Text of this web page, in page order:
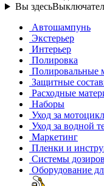
Вы здесь
Автошампунь
Экстерьер
Интерьер
Полировка
Полировальные
Защитные
Расходные
Наборы
Уход за
Уход за водной
Маркетинг
Пленки и
Системы
Оборудование